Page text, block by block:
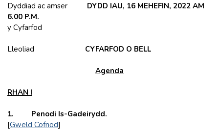
Dyddiad ac amser DYDD IAU, 16 MEHEFIN, 2022 AM
6.00 P.M.
y Cyfarfod
Lleoliad CYFARFOD O BELL
Agenda
RHAN I
1. Penodi Is-Gadeirydd.
[Gweld Cofnod]